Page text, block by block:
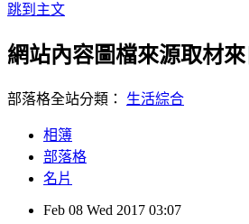
跳到主文
網站內容圖檔來源取材
部落格全站分類： 生活綜合
相簿
部落格
名片
Feb 08 Wed 2017 03:07